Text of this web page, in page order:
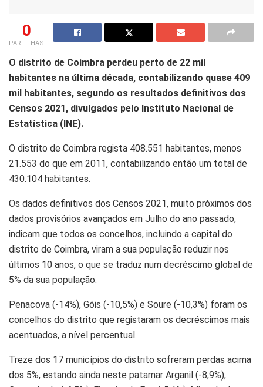
0
PARTILHAS
O distrito de Coimbra perdeu perto de 22 mil
habitantes na última década, contabilizando quase 409
mil habitantes, segundo os resultados definitivos dos
Censos 2021, divulgados pelo Instituto Nacional de
Estatística (INE).
O distrito de Coimbra regista 408.551 habitantes, menos
21.553 do que em 2011, contabilizando então um total de
430.104 habitantes.
Os dados definitivos dos Censos 2021, muito próximos dos
dados provisórios avançados em Julho do ano passado,
indicam que todos os concelhos, incluindo a capital do
distrito de Coimbra, viram a sua população reduzir nos
últimos 10 anos, o que se traduz num decréscimo global de
5% da sua população.
Penacova (-14%), Góis (-10,5%) e Soure (-10,3%) foram os
concelhos do distrito que registaram os decréscimos mais
acentuados, a nível percentual.
Treze dos 17 municípios do distrito sofreram perdas acima
dos 5%, estando ainda neste patamar Arganil (-8,9%),